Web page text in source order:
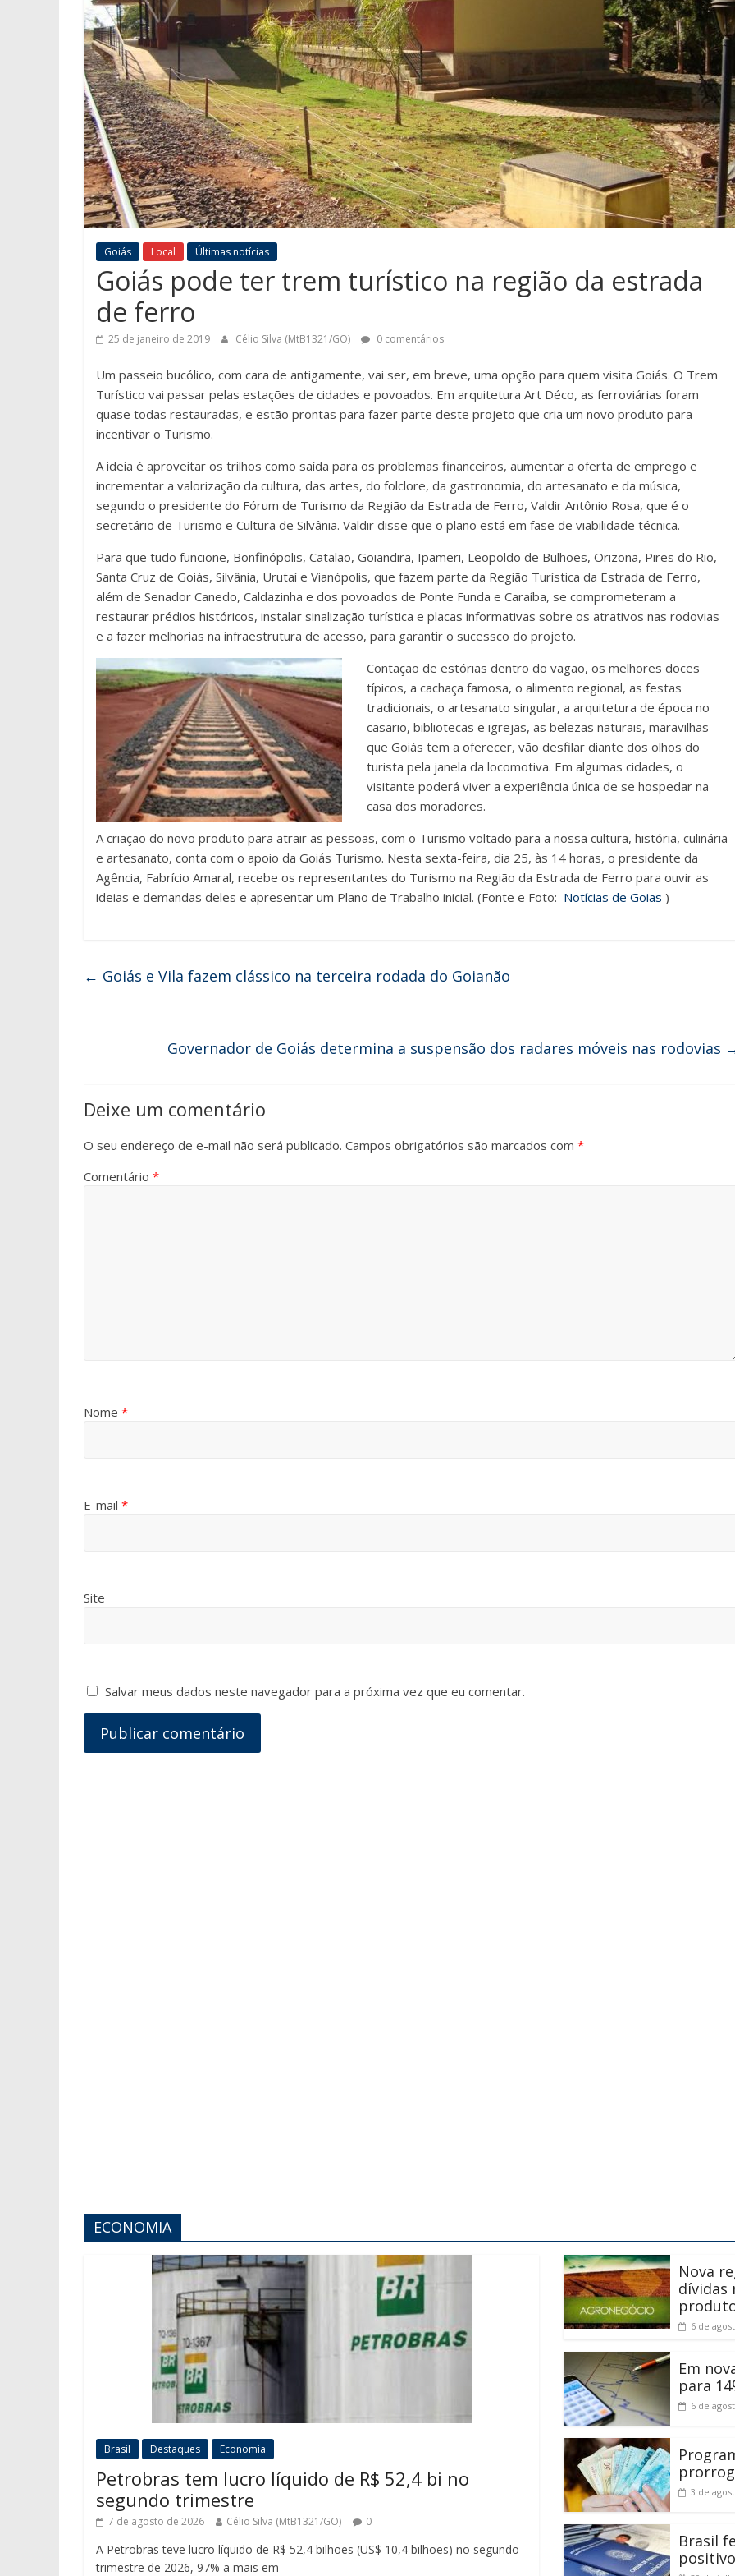
Goiás Local Últimas notícias
Goiás pode ter trem turístico na região da estrada
de ferro
25 de janeiro de 2019 Célio Silva (MtB1321/GO) 0 comentários
Um passeio bucólico, com cara de antigamente, vai ser, em breve, uma opção para quem visita Goiás. O Trem
Turístico vai passar pelas estações de cidades e povoados. Em arquitetura Art Déco, as ferroviárias foram
quase todas restauradas, e estão prontas para fazer parte deste projeto que cria um novo produto para
incentivar o Turismo.
A ideia é aproveitar os trilhos como saída para os problemas financeiros, aumentar a oferta de emprego e
incrementar a valorização da cultura, das artes, do folclore, da gastronomia, do artesanato e da música,
segundo o presidente do Fórum de Turismo da Região da Estrada de Ferro, Valdir Antônio Rosa, que é o
secretário de Turismo e Cultura de Silvânia. Valdir disse que o plano está em fase de viabilidade técnica.
Para que tudo funcione, Bonfinópolis, Catalão, Goiandira, Ipameri, Leopoldo de Bulhões, Orizona, Pires do Rio,
Santa Cruz de Goiás, Silvânia, Urutaí e Vianópolis, que fazem parte da Região Turística da Estrada de Ferro,
além de Senador Canedo, Caldazinha e dos povoados de Ponte Funda e Caraíba, se comprometeram a
restaurar prédios históricos, instalar sinalização turística e placas informativas sobre os atrativos nas rodovias
e a fazer melhorias na infraestrutura de acesso, para garantir o sucessco do projeto.
Contação de estórias dentro do vagão, os melhores doces
típicos, a cachaça famosa, o alimento regional, as festas
tradicionais, o artesanato singular, a arquitetura de época no
casario, bibliotecas e igrejas, as belezas naturais, maravilhas
que Goiás tem a oferecer, vão desfilar diante dos olhos do
turista pela janela da locomotiva. Em algumas cidades, o
visitante poderá viver a experiência única de se hospedar na
casa dos moradores.
A criação do novo produto para atrair as pessoas, com o Turismo voltado para a nossa cultura, história, culinária
e artesanato, conta com o apoio da Goiás Turismo. Nesta sexta-feira, dia 25, às 14 horas, o presidente da
Agência, Fabrício Amaral, recebe os representantes do Turismo na Região da Estrada de Ferro para ouvir as
ideias e demandas deles e apresentar um Plano de Trabalho inicial. (Fonte e Foto: Notícias de Goias )
← Goiás e Vila fazem clássico na terceira rodada do Goianão
Governador de Goiás determina a suspensão dos radares móveis nas rodovias
Deixe um comentário
O seu endereço de e-mail não será publicado. Campos obrigatórios são marcados com *
Comentário *
Nome *
E-mail *
Site
Salvar meus dados neste navegador para a próxima vez que eu comentar.
ECONOMIA
Brasil Destaques Economia
Petrobras tem lucro líquido de R$ 52,4 bi no
segundo trimestre
7 de agosto de 2026 Célio Silva (MtB1321/GO) 0
A Petrobras teve lucro líquido de R$ 52,4 bilhões (US$ 10,4 bilhões) no segundo
trimestre de 2026, 97% a mais em
Nova
dívidas
6 de
Em
para
6 de
3 de
Brasil